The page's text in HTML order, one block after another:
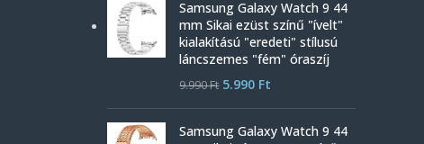
Samsung Galaxy Watch 9 44
mm Sikai ezüst színű "ívelt"
kialakítású "eredeti" stílusú
láncszemes "fém" óraszíj
9.990Ft 5.990 Ft
Samsung Galaxy Watch 9 44